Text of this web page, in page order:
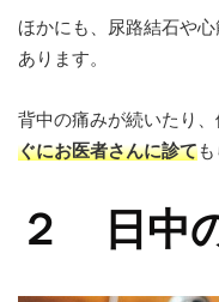
ほかにも、尿路結石や
あります。
背中の痛みが続いたり、
ぐにお医者さんに診て
２ 日中